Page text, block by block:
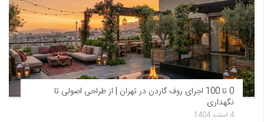
0 تا 100 اجرای روف گاردن در تهران | از طراحی اصولی تا
نگهداری
4 اسفند 1404